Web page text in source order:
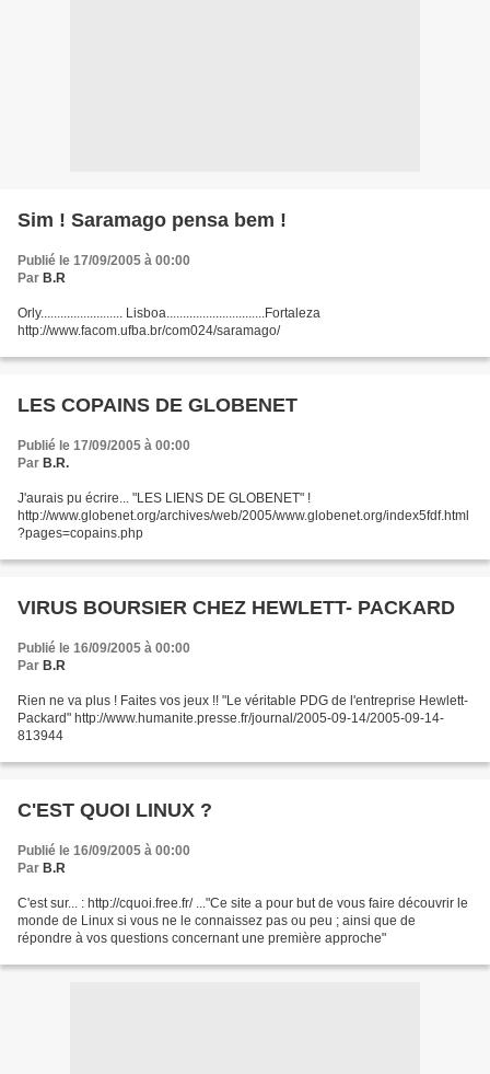
Sim ! Saramago pensa bem !
Publié le 17/09/2005 à 00:00
Par B.R
Orly......................... Lisboa..............................Fortaleza
http://www.facom.ufba.br/com024/saramago/
LES COPAINS DE GLOBENET
Publié le 17/09/2005 à 00:00
Par B.R.
J'aurais pu écrire... "LES LIENS DE GLOBENET" !
http://www.globenet.org/archives/web/2005/www.globenet.org/index5fdf.html
?pages=copains.php
VIRUS BOURSIER CHEZ HEWLETT- PACKARD
Publié le 16/09/2005 à 00:00
Par B.R
Rien ne va plus ! Faites vos jeux !! "Le véritable PDG de l'entreprise Hewlett-
Packard" http://www.humanite.presse.fr/journal/2005-09-14/2005-09-14-
813944
C'EST QUOI LINUX ?
Publié le 16/09/2005 à 00:00
Par B.R
C'est sur... : http://cquoi.free.fr/ ..."Ce site a pour but de vous faire découvrir le
monde de Linux si vous ne le connaissez pas ou peu ; ainsi que de
répondre à vos questions concernant une première approche"